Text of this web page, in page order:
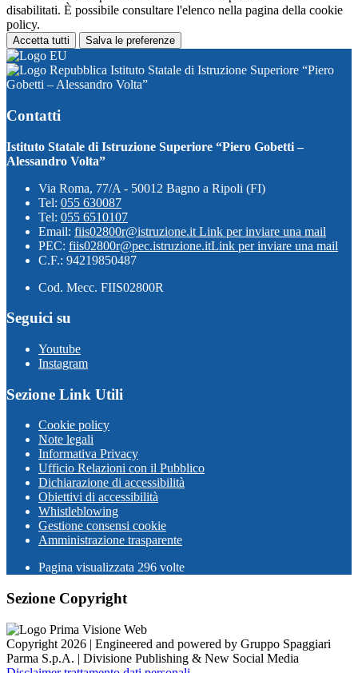
disabilitati. È possibile consultare l'elenco nella pagina della cookie
policy.
Accetta tutti Salva le preferenze
Istituto Statale di Istruzione Superiore “Piero
Gobetti – Alessandro Volta”
Contatti
Istituto Statale di Istruzione Superiore “Piero Gobetti –
Alessandro Volta”
Via Roma, 77/A - 50012 Bagno a Ripoli (FI)
Tel: 055 630087
Tel: 055 6510107
Email: fiis02800r@istruzione.it Link per inviare una mail
PEC: fiis02800r@pec.istruzione.itLink per inviare una mail
C.F.: 94219850487
Cod. Mecc. FIIS02800R
Seguici su
Youtube
Instagram
Sezione Link Utili
Cookie policy
Note legali
Informativa Privacy
Ufficio Relazioni con il Pubblico
Dichiarazione di accessibilità
Obiettivi di accessibilità
Whistleblowing
Gestione consensi cookie
Amministrazione trasparente
Pagina visualizzata 296 volte
Sezione Copyright
Copyright 2026 | Engineered and powered by Gruppo Spaggiari
Parma S.p.A. | Divisione Publishing & New Social Media